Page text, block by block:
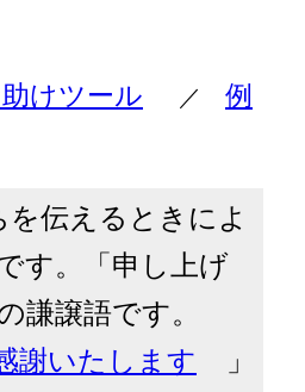
けツール ／
例
を伝えるときによ
す。「申し上げ
謙譲語です。
謝いたします
」